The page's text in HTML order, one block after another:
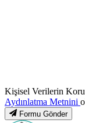
Kişisel Verilerin
Aydınlatma Metnini
Formu Gönder